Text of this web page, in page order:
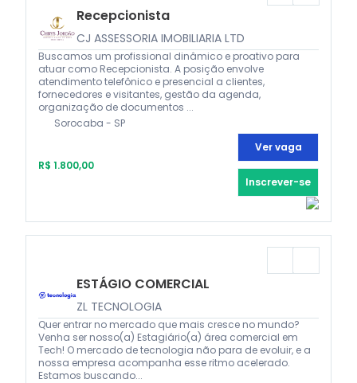
Recepcionista
CJ ASSESSORIA IMOBILIARIA LTD
Buscamos um profissional dinâmico e proativo para
atuar como Recepcionista. A posição envolve
atendimento telefônico e presencial a clientes,
fornecedores e visitantes, gestão da agenda,
organização de documentos ...
Sorocaba - SP
R$ 1.800,00
Ver vaga
Inscrever-se
ESTÁGIO COMERCIAL
ZL TECNOLOGIA
Quer entrar no mercado que mais cresce no mundo?
Venha ser nosso(a) Estagiário(a) área comercial em
Tech! O mercado de tecnologia não para de evoluir, e a
nossa empresa acompanha esse ritmo acelerado.
Estamos buscando...